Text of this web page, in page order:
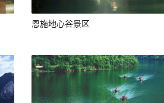
恩施地心谷景区